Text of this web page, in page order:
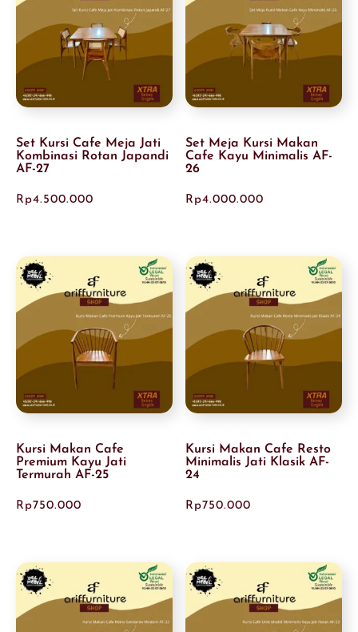
Set Kursi Cafe Meja Jati
Kombinasi Rotan Japandi
AF-27
Rp4.500.000
Set Meja Kursi Makan
Cafe Kayu Minimalis AF-
26
Rp4.000.000
Kursi Makan Cafe
Premium Kayu Jati
Termurah AF-25
Rp750.000
Kursi Makan Cafe Resto
Minimalis Jati Klasik AF-
24
Rp750.000